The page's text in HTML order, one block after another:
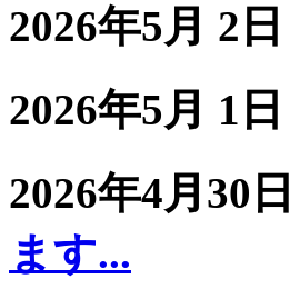
2026年5月 2
2026年5月 1
2026年4月30
ます...